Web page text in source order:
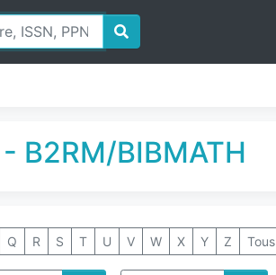
B2RM/BIBMATH
Q R S T U V W X Y Z Tous